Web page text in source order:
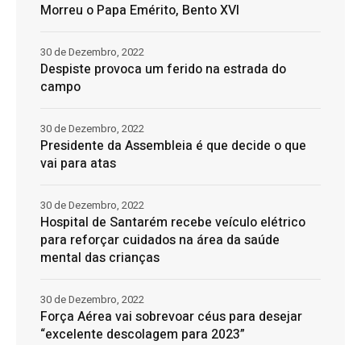
Morreu o Papa Emérito, Bento XVI
Despiste provoca um ferido na estrada do
campo
30 de Dezembro, 2022
Presidente da Assembleia é que decide o que
vai para atas
30 de Dezembro, 2022
Hospital de Santarém recebe veículo elétrico
para reforçar cuidados na área da saúde
mental das crianças
30 de Dezembro, 2022
Força Aérea vai sobrevoar céus para desejar
“excelente descolagem para 2023”
30 de Dezembro, 2022